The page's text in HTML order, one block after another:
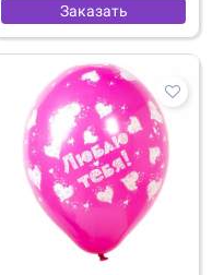
Заказать